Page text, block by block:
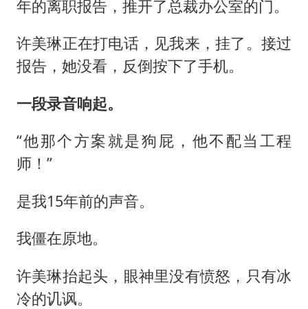
年的离职报告，推开了总裁办公室的门。
许美琳正在打电话，见我来，挂了。接过
报告，她没看，反倒按下了手机。
一段录音响起。
“他那个方案就是狗屁，他不配当工程
师！”
是我15年前的声音。
我僵在原地。
许美琳抬起头，眼神里没有愤怒，只有冰
冷的讥讽。